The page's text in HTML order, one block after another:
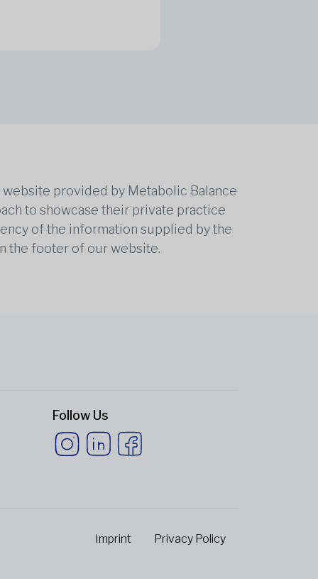
website provided by Metabolic Balance
to showcase their private practice
of the information supplied by the
the footer of our website.
Follow Us
Imprint Privacy Policy